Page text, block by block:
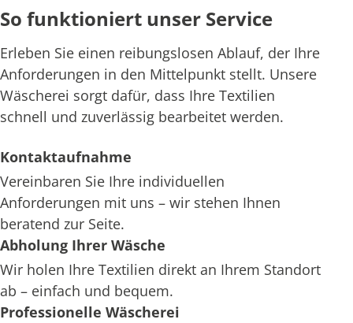
So funktioniert unser Service
Erleben Sie einen reibungslosen Ablauf, der Ihre
Anforderungen in den Mittelpunkt stellt. Unsere
Wäscherei sorgt dafür, dass Ihre Textilien
schnell und zuverlässig bearbeitet werden.
Kontaktaufnahme
Vereinbaren Sie Ihre individuellen
Anforderungen mit uns – wir stehen Ihnen
beratend zur Seite.
Abholung Ihrer Wäsche
Wir holen Ihre Textilien direkt an Ihrem Standort
ab – einfach und bequem.
Professionelle Wäscherei